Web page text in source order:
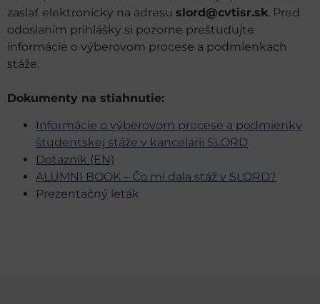
zaslať elektronicky na adresu slord@cvtisr.sk. Pred
odoslaním prihlášky si pozorne preštudujte
informácie o výberovom procese a podmienkach
stáže.
Dokumenty na stiahnutie:
Informácie o výberovom procese a podmienky
študentskej stáže v kancelárii SLORD
Dotazník (EN)
ALUMNI BOOK – Čo mi dala stáž v SLORD?
Prezentačný leták